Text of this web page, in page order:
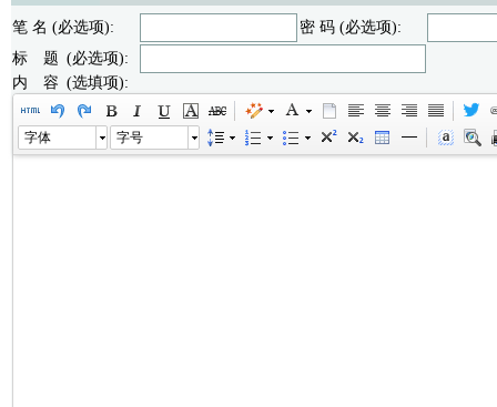
笔 名 (必选项):
密 码 (必选项):
标 题 (必选项):
内 容 (选填项):
字体 字号